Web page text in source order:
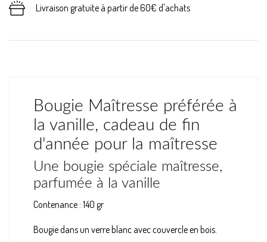
Livraison gratuite à partir de 60€ d'achats
Bougie Maîtresse préférée à
la vanille, cadeau de fin
d'année pour la maîtresse
Une bougie spéciale maîtresse,
parfumée à la vanille
Contenance : 140 gr
Bougie dans un verre blanc avec couvercle en bois.